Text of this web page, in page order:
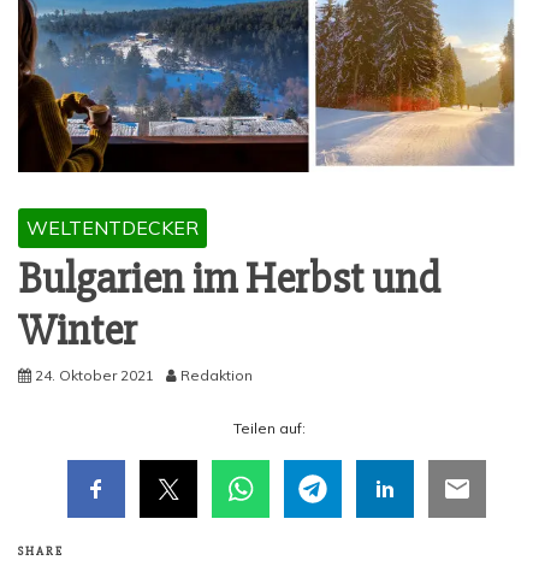
WELTENTDECKER
Bul­ga­ri­en im Herbst und
Winter
24. Oktober 2021 Redaktion
Tei­len auf:
SHARE